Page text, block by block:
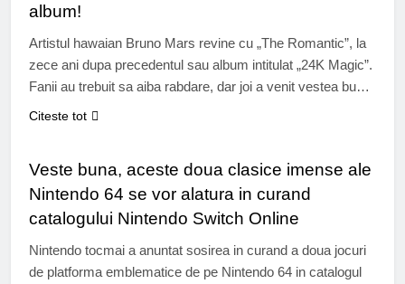
album!
Artistul hawaian Bruno Mars revine cu „The Romantic”, la
zece ani dupa precedentul sau album intitulat „24K Magic”.
Fanii au trebuit sa aiba rabdare, dar joi a venit vestea buna.
Bruno Mars revine cu un nou album, la zece ani de la
Citeste tot
Veste buna, aceste doua clasice imense ale
Nintendo 64 se vor alatura in curand
catalogului Nintendo Switch Online
Nintendo tocmai a anuntat sosirea in curand a doua jocuri
de platforma emblematice de pe Nintendo 64 in catalogul